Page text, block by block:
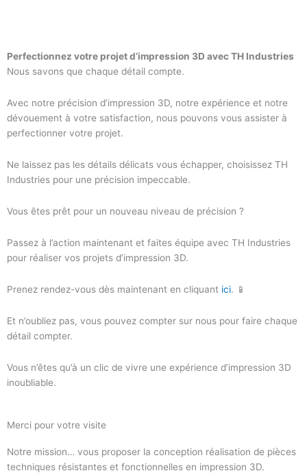
Perfectionnez votre projet d’impression 3D avec TH Industries
Nous savons que chaque détail compte.
Avec notre précision d’impression 3D, notre expérience et notre
dévouement à votre satisfaction, nous pouvons vous assister à
perfectionner votre projet.
Ne laissez pas les détails délicats vous échapper, choisissez TH
Industries pour une précision impeccable.
Vous êtes prêt pour un nouveau niveau de précision ?
Passez à l’action maintenant et faites équipe avec TH Industries
pour réaliser vos projets d’impression 3D.
Prenez rendez-vous dès maintenant en cliquant ici. 📱
Et n’oubliez pas, vous pouvez compter sur nous pour faire chaque
détail compter.
Vous n’êtes qu’à un clic de vivre une expérience d’impression 3D
inoubliable.
Merci pour votre visite
Notre mission… vous proposer la conception réalisation de pièces
techniques résistantes et fonctionnelles en impression 3D.